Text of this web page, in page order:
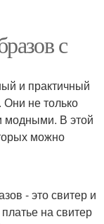
с
и практичный
не только
модными. В этой
можно
- это свитер и
на свитер